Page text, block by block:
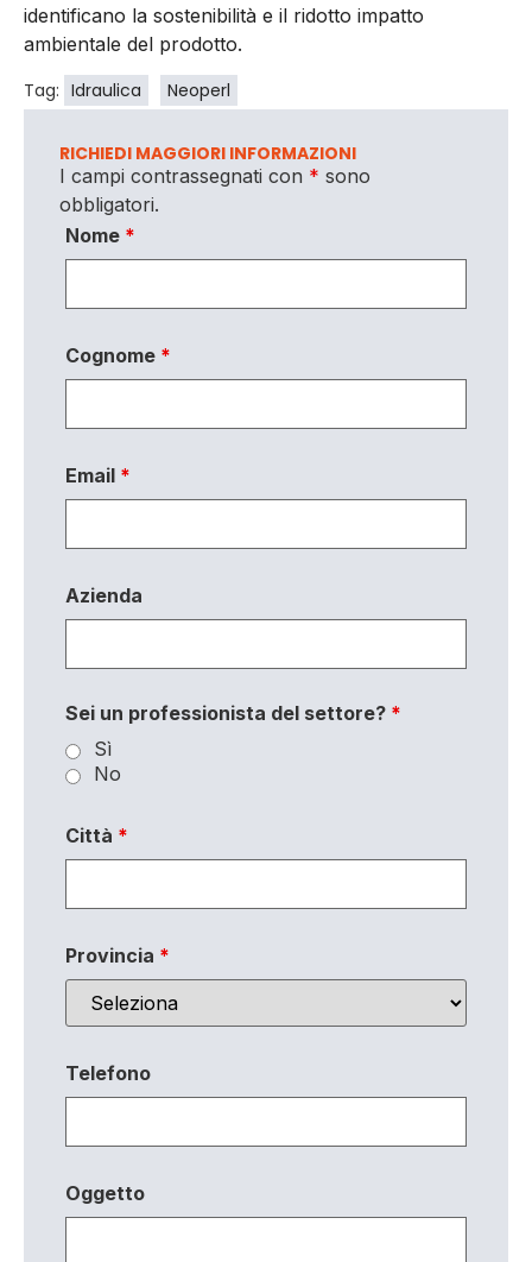
identificano la sostenibilità e il ridotto impatto
ambientale del prodotto.
Tag: Idraulica Neoperl
RICHIEDI MAGGIORI INFORMAZIONI
I campi contrassegnati con * sono
obbligatori.
Nome *
Cognome *
Email *
Azienda
Sei un professionista del settore? *
Sì
No
Città *
Provincia *
Telefono
Oggetto